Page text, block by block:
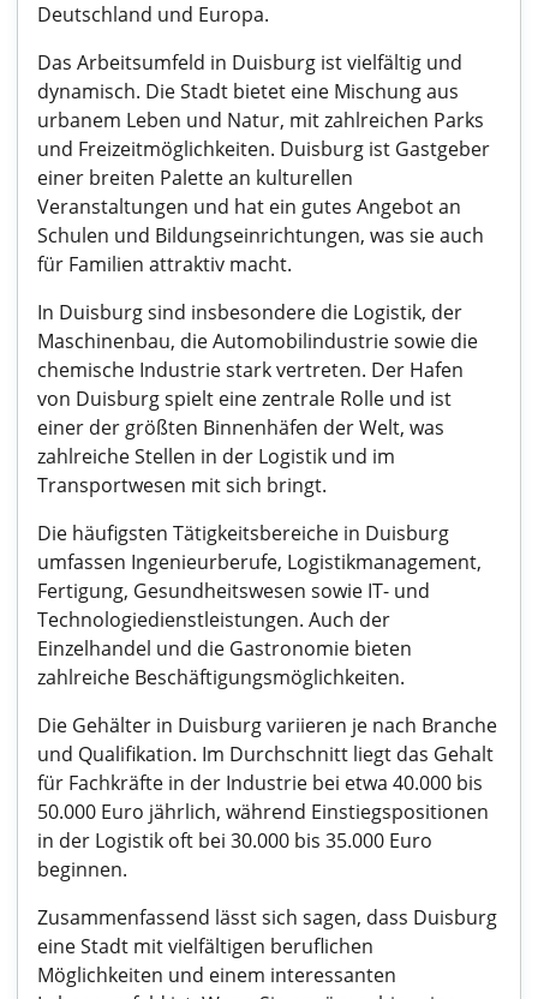
Deutschland und Europa.
Das Arbeitsumfeld in Duisburg ist vielfältig und
dynamisch. Die Stadt bietet eine Mischung aus
urbanem Leben und Natur, mit zahlreichen Parks
und Freizeitmöglichkeiten. Duisburg ist Gastgeber
einer breiten Palette an kulturellen
Veranstaltungen und hat ein gutes Angebot an
Schulen und Bildungseinrichtungen, was sie auch
für Familien attraktiv macht.
In Duisburg sind insbesondere die Logistik, der
Maschinenbau, die Automobilindustrie sowie die
chemische Industrie stark vertreten. Der Hafen
von Duisburg spielt eine zentrale Rolle und ist
einer der größten Binnenhäfen der Welt, was
zahlreiche Stellen in der Logistik und im
Transportwesen mit sich bringt.
Die häufigsten Tätigkeitsbereiche in Duisburg
umfassen Ingenieurberufe, Logistikmanagement,
Fertigung, Gesundheitswesen sowie IT- und
Technologiedienstleistungen. Auch der
Einzelhandel und die Gastronomie bieten
zahlreiche Beschäftigungsmöglichkeiten.
Die Gehälter in Duisburg variieren je nach Branche
und Qualifikation. Im Durchschnitt liegt das Gehalt
für Fachkräfte in der Industrie bei etwa 40.000 bis
50.000 Euro jährlich, während Einstiegspositionen
in der Logistik oft bei 30.000 bis 35.000 Euro
beginnen.
Zusammenfassend lässt sich sagen, dass Duisburg
eine Stadt mit vielfältigen beruflichen
Möglichkeiten und einem interessanten